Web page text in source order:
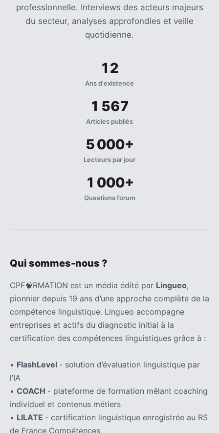
professionnelle. Interviews des acteurs majeurs
du secteur, analyses approfondies et veille
quotidienne.
12
Ans d'existence
1 567
Articles publiés
5 000+
Lecteurs par jour
1 000+
Questions forum
Qui sommes-nous ?
CPF🧠RMATION est un média édité par Lingueo,
pionnier depuis 19 ans d’une approche complète de la
compétence linguistique. Lingueo accompagne
entreprises et actifs du diagnostic initial à la
certification des compétences linguistiques grâce à :
• FlashLevel - solution d’évaluation linguistique par
l’IA
• COACH - plateforme de formation mêlant coaching
individuel et contenus métiers
• LILATE - certification linguistique enregistrée au RS
de France Compétences